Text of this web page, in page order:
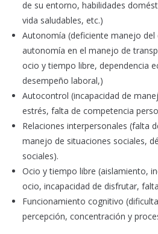
de su entorno, habilidades
vida saludables, etc.)
Autonomía (deficiente manejo del
autonomía en el manejo de
ocio y tiempo libre, dependencia
desempeño laboral,)
Autocontrol (incapacidad de
estrés, falta de competencia
Relaciones interpersonales (falta
manejo de situaciones sociales,
sociales).
Ocio y tiempo libre (aislamiento,
ocio, incapacidad de disfrutar,
Funcionamiento cognitivo
percepción, concentración y